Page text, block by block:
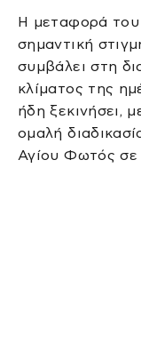
Η μεταφορά του
σημαντική
συμβάλει στη
κλίματος της
ήδη ξεκινήσει,
ομαλή
Αγίου Φωτός